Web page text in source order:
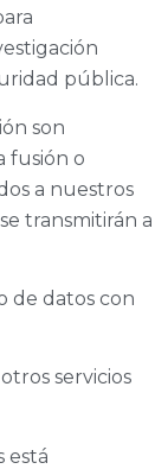
pública.
son
fusión o
a nuestros
transmitirán a
de datos con
servicios
está